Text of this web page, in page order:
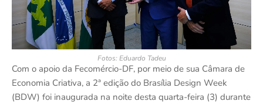
Fotos: Eduardo Tadeu
Com o apoio da Fecomércio-DF, por meio de sua Câmara de
Economia Criativa, a 2ª edição do Brasília Design Week
(BDW) foi inaugurada na noite desta quarta-feira (3) durante